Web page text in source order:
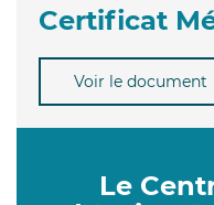
Certificat
Voir le document
Le